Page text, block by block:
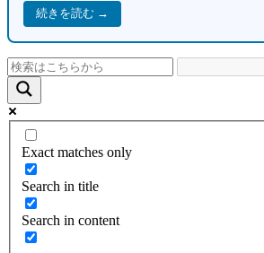
続きを読む →
Exact matches only
Search in title
Search in content